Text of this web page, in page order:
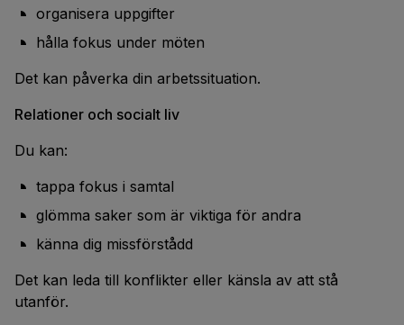
organisera uppgifter
hålla fokus under möten
Det kan påverka din arbetssituation.
Relationer och socialt liv
Du kan:
tappa fokus i samtal
glömma saker som är viktiga för andra
känna dig missförstådd
Det kan leda till konflikter eller känsla av att stå
utanför.